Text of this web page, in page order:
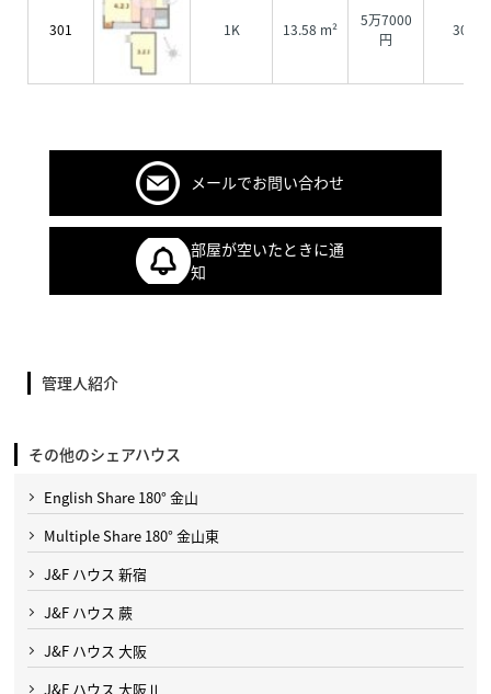
301 1K 13.58 m²
5万7000
円
3000
メールでお問い合わせ
部屋が空いたときに通
知
管理人紹介
その他のシェアハウス
English Share 180° 金山
Multiple Share 180° 金山東
J&F ハウス 新宿
J&F ハウス 蕨
J&F ハウス 大阪
J&F ハウス 大阪Ⅱ